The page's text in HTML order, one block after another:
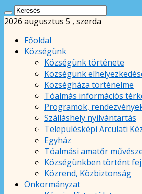
2026 augusztus 5 , szerda
Főoldal
Községünk
Községünk története
Községünk
Községháza történelme
Tóalmás információs
Programok,
Szálláshely nyilvántartás
Településképi Arculati
Egyház
Tóalmási amatőr
Községünkben történt
Közrend, Közbiztonság
Önkormányzat